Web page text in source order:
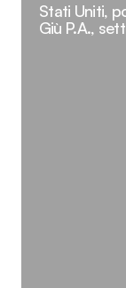
Stati Uniti,
Giù P.A.,